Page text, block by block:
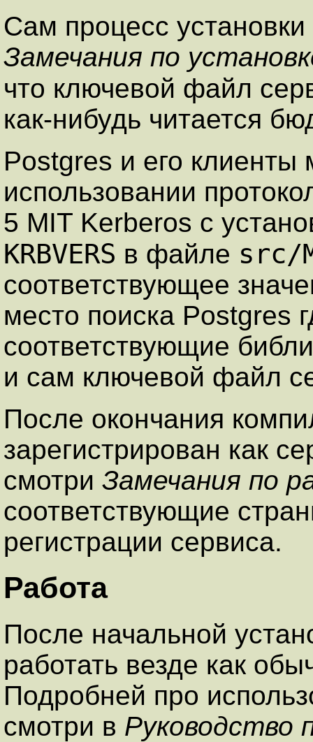
Сам процесс установки
Замечания по
что ключевой файл
как-нибудь читается
Postgres и его клиенты
использовании
5 MIT Kerberos с
KRBVERS в файле src/
соответствующее
место поиска Postgres
соответствующие
и сам ключевой файл
После окончания
зарегистрирован как
смотри Замечания по
соответствующие
регистрации сервиса.
Работа
После начальной
работать везде как
Подробней про
смотри в Руководство